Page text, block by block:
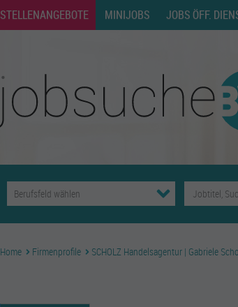
STELLENANGEBOTE MINIJOBS JOBS ÖFF.
Home Firmenprofile SCHOLZ Handelsagentur | Gabriele